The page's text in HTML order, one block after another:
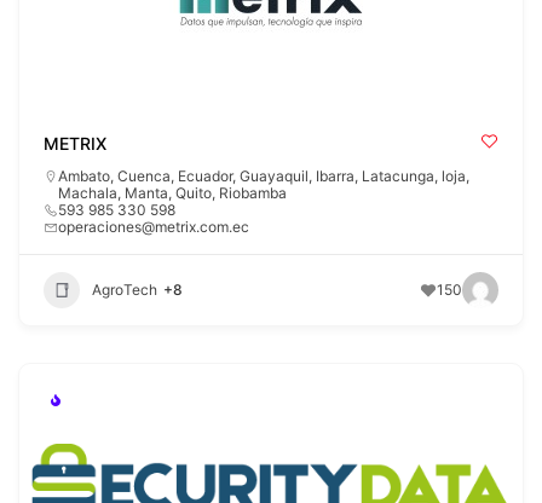
METRIX
Ambato, Cuenca, Ecuador, Guayaquil, Ibarra, Latacunga, loja,
Machala, Manta, Quito, Riobamba
593 985 330 598
operaciones@metrix.com.ec
AgroTech +8 150